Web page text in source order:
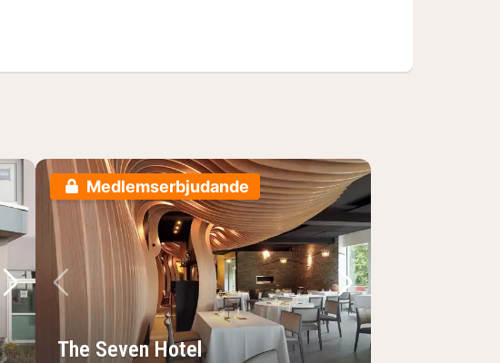
Nästa bild
Medlemserbjudande
Föregående bild
Nästa bild
The Seven Hotel